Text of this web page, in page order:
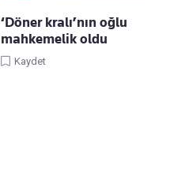
‘Döner kralı’nın oğlu
mahkemelik oldu
Kaydet